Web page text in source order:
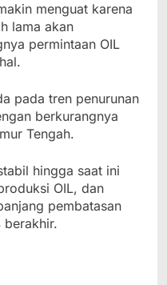
menguat karena
lama akan
permintaan OIL
pada tren penurunan
berkurangnya
Tengah.
hingga saat ini
OIL, dan
pembatasan
berakhir.